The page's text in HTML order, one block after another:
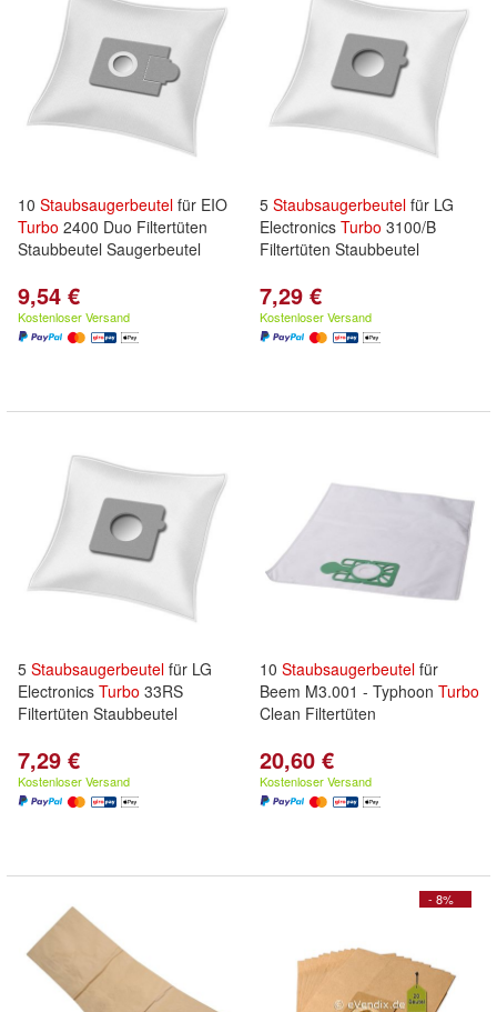
10 Staubsaugerbeutel für EIO
Turbo 2400 Duo Filtertüten
Staubbeutel Saugerbeutel
9,54 €
Kostenloser Versand
5 Staubsaugerbeutel für LG
Electronics Turbo 3100/B
Filtertüten Staubbeutel
7,29 €
Kostenloser Versand
5 Staubsaugerbeutel für LG
Electronics Turbo 33RS
Filtertüten Staubbeutel
7,29 €
Kostenloser Versand
10 Staubsaugerbeutel für
Beem M3.001 - Typhoon Turbo
Clean Filtertüten
20,60 €
Kostenloser Versand
- 8%